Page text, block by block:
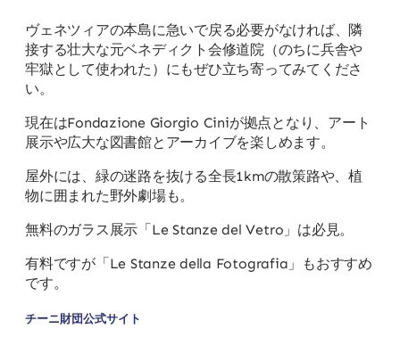
ヴェネツィアの本島に急いで戻る必要がなければ、隣
接する壮大な元ベネディクト会修道院（のちに兵舎や
牢獄として使われた）にもぜひ立ち寄ってみてくださ
い。
現在はFondazione Giorgio Ciniが拠点となり、アート
展示や広大な図書館とアーカイブを楽しめます。
屋外には、緑の迷路を抜ける全長1kmの散策路や、植
物に囲まれた野外劇場も。
無料のガラス展示「Le Stanze del Vetro」は必見。
有料ですが「Le Stanze della Fotografia」もおすすめ
です。
チーニ財団公式サイト